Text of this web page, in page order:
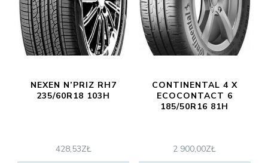
NEXEN N’PRIZ RH7
235/60R18 103H
428,53ZŁ
CONTINENTAL 4 X
ECOCONTACT 6
185/50R16 81H
2 900,00ZŁ